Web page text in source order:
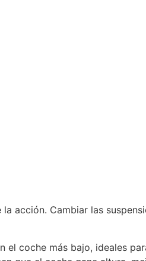
acción. Cambiar las
el coche más bajo, ideales